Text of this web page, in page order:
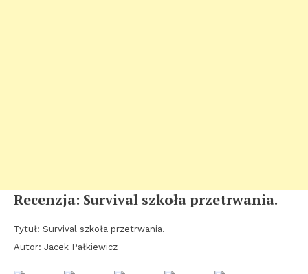
Recenzja: Survival szkoła przetrwania.
Tytuł: Survival szkoła przetrwania.
Autor: Jacek Pałkiewicz